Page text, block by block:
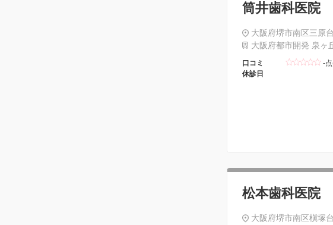
筒井歯科医院
大阪府堺市南区三原
大阪府都市開発 泉ヶ
口コミ
-
休診日
松本歯科医院
大阪府堺市南区槇塚